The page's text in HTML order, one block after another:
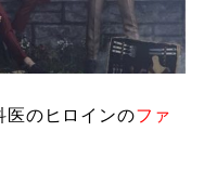
医のヒロインのファ